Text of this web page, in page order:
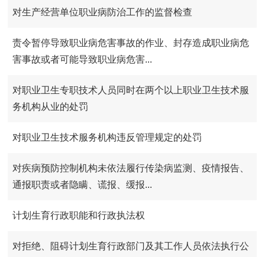
对生产经营单位职业病防治工作的监督检查
责令暂停导致职业病危害事故的作业、封存造成职业病危
害事故或者可能导致职业病危害...
对职业卫生专职技术人员同时在两个以上职业卫生技术服
务机构从业的处罚
对职业卫生技术服务机构违反管理规定的处罚
对疾病预防控制机构未依法履行传染病监测、疫情报告、
通报职责或者隐瞒、谎报、缓报...
计划生育行政职能和行政执法权
对拒绝、阻碍计划生育行政部门及其工作人员依法执行公